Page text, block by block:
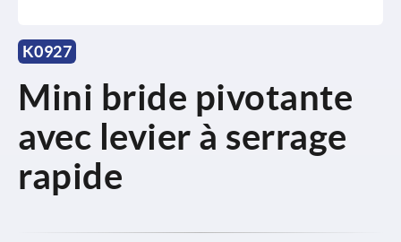
K0927
Mini bride pivotante
avec levier à serrage
rapide